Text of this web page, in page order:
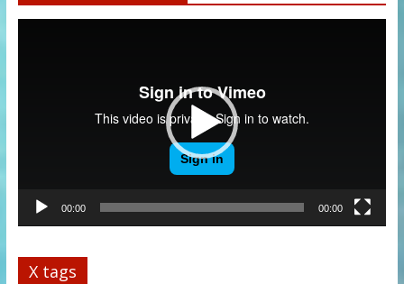
00:00 00:00
X tags